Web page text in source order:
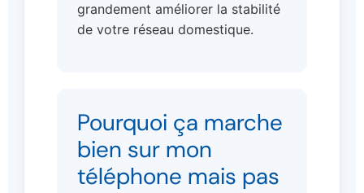
grandement améliorer la stabilité
de votre réseau domestique.
Pourquoi ça marche
bien sur mon
téléphone mais pas